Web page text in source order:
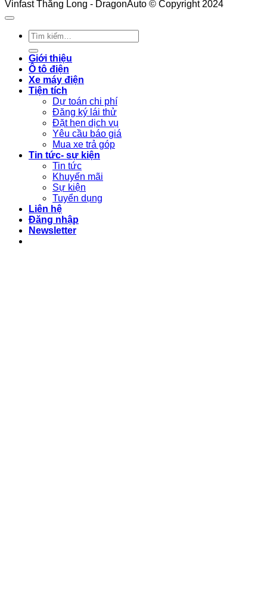
Vinfast Thăng Long - DragonAuto © Copyright 2024
Tìm
kiếm:
Giới thiệu
Ô tô điện
Xe máy điện
Tiện tích
Dự toán chi phí
Đăng ký lái thử
Đặt hẹn dịch vụ
Yêu cầu báo giá
Mua xe trả góp
Tin tức- sự kiện
Tin tức
Khuyến mãi
Sự kiện
Tuyển dụng
Liên hệ
Đăng nhập
Newsletter